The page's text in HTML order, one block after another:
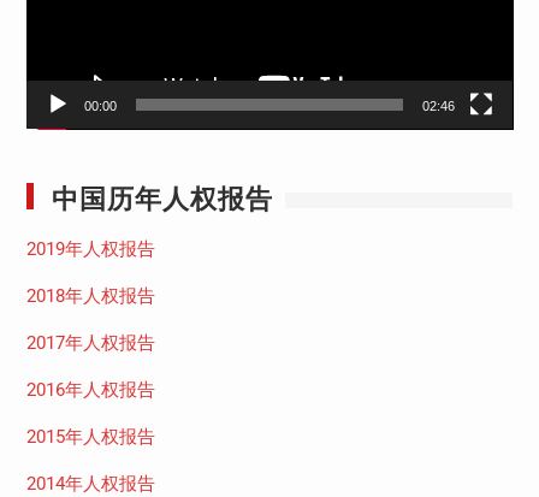
00:00 02:46
中国历年人权报告
2019年人权报告
2018年人权报告
2017年人权报告
2016年人权报告
2015年人权报告
2014年人权报告